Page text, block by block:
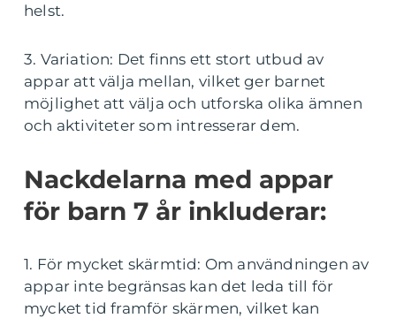
helst.
3. Variation: Det finns ett stort utbud av
appar att välja mellan, vilket ger barnet
möjlighet att välja och utforska olika ämnen
och aktiviteter som intresserar dem.
Nackdelarna med appar
för barn 7 år inkluderar:
1. För mycket skärmtid: Om användningen av
appar inte begränsas kan det leda till för
mycket tid framför skärmen, vilket kan